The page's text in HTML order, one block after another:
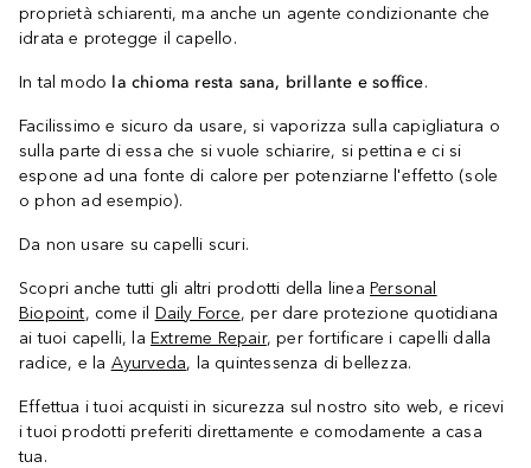
proprietà schiarenti, ma anche un agente condizionante che
idrata e protegge il capello.
In tal modo la chioma resta sana, brillante e soffice.
Facilissimo e sicuro da usare, si vaporizza sulla capigliatura o
sulla parte di essa che si vuole schiarire, si pettina e ci si
espone ad una fonte di calore per potenziarne l'effetto (sole
o phon ad esempio).
Da non usare su capelli scuri.
Scopri anche tutti gli altri prodotti della linea Personal
Biopoint, come il Daily Force, per dare protezione quotidiana
ai tuoi capelli, la Extreme Repair, per fortificare i capelli dalla
radice, e la Ayurveda, la quintessenza di bellezza.
Effettua i tuoi acquisti in sicurezza sul nostro sito web, e ricevi
i tuoi prodotti preferiti direttamente e comodamente a casa
tua.